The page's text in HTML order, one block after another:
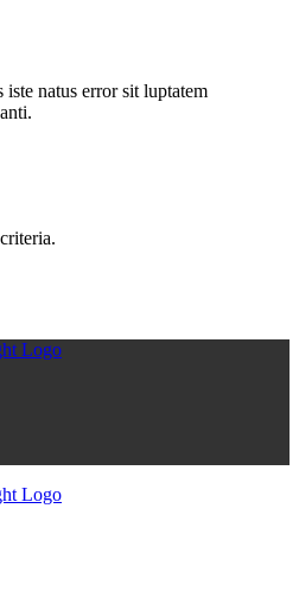
iste natus error sit luptatem